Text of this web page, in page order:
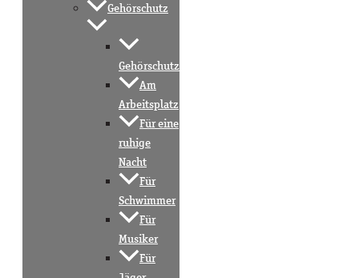
Gehörschutz
Gehörschutz
Am
Arbeitsplatz
Für eine
ruhige
Nacht
Für
Schwimmer
Für
Musiker
Für